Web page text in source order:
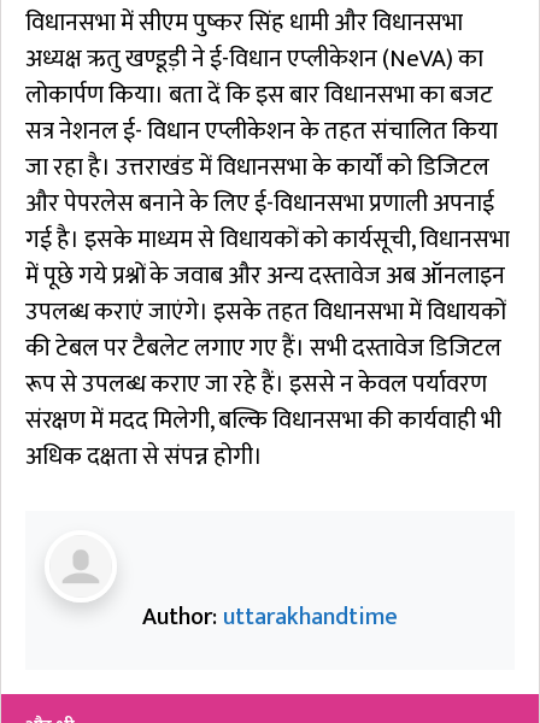
विधानसभा में सीएम पुष्कर सिंह धामी और विधानसभा
अध्यक्ष ऋतु खण्डूड़ी ने ई-विधान एप्लीकेशन (NeVA) का
लोकार्पण किया। बता दें कि इस बार विधानसभा का बजट
सत्र नेशनल ई- विधान एप्लीकेशन के तहत संचालित किया
जा रहा है। उत्तराखंड में विधानसभा के कार्यों को डिजिटल
और पेपरलेस बनाने के लिए ई-विधानसभा प्रणाली अपनाई
गई है। इसके माध्यम से विधायकों को कार्यसूची, विधानसभा
में पूछे गये प्रश्नों के जवाब और अन्य दस्तावेज अब ऑनलाइन
उपलब्ध कराएं जाएंगे। इसके तहत विधानसभा में विधायकों
की टेबल पर टैबलेट लगाए गए हैं। सभी दस्तावेज डिजिटल
रूप से उपलब्ध कराए जा रहे हैं। इससे न केवल पर्यावरण
संरक्षण में मदद मिलेगी, बल्कि विधानसभा की कार्यवाही भी
अधिक दक्षता से संपन्न होगी।
Author:uttarakhandtime